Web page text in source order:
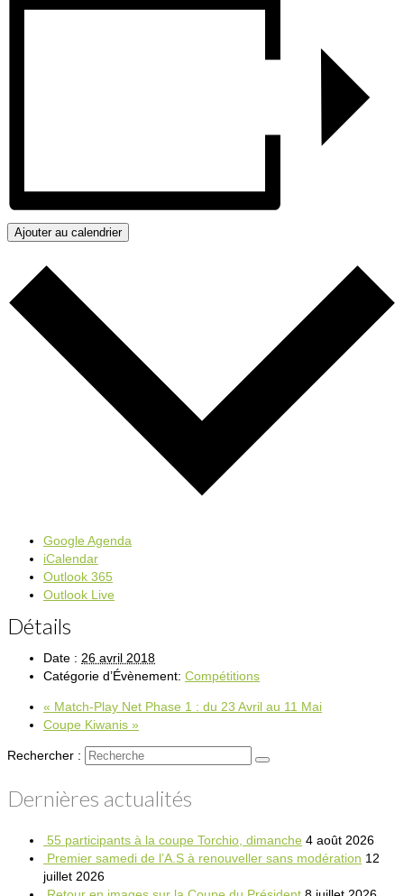
Ajouter au calendrier
Google Agenda
iCalendar
Outlook 365
Outlook Live
Détails
Date : 26 avril 2018
Catégorie d’Évènement: Compétitions
« Match-Play Net Phase 1 : du 23 Avril au 11 Mai
Coupe Kiwanis »
Rechercher :
Dernières actualités
55 participants à la coupe Torchio, dimanche 4 août 2026
Premier samedi de l’A.S à renouveller sans modération 12
juillet 2026